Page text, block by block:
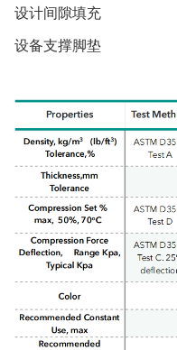
设计间隙填充
设备支撑脚垫